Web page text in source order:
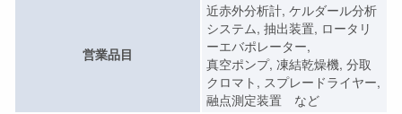
営業品目
近赤外分析計, ケルダール分析
システム, 抽出装置, ロータリ
ーエバポレーター,
真空ポンプ, 凍結乾燥機, 分取
クロマト, スプレードライヤー,
融点測定装置 など